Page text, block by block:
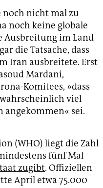
noch nicht mal zu
noch keine globale
Ausbreitung im Land
die Tatsache, dass
Iran ausbreitete. Erst
Mardani,
Komitees, »dass
viel
angekommen« sei.
(WHO) liegt die Zahl
fünf Mal
zugibt. Offiziellen
April etwa 75.000